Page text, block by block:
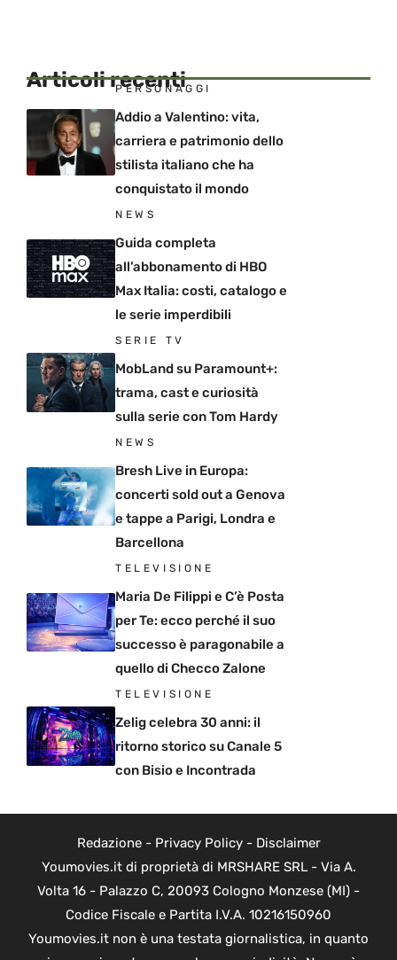
Articoli recenti
PERSONAGGI
Addio a Valentino: vita,
carriera e patrimonio dello
stilista italiano che ha
conquistato il mondo
NEWS
Guida completa
all’abbonamento di HBO
Max Italia: costi, catalogo e
le serie imperdibili
SERIE TV
MobLand su Paramount+:
trama, cast e curiosità
sulla serie con Tom Hardy
NEWS
Bresh Live in Europa:
concerti sold out a Genova
e tappe a Parigi, Londra e
Barcellona
TELEVISIONE
Maria De Filippi e C’è Posta
per Te: ecco perché il suo
successo è paragonabile a
quello di Checco Zalone
TELEVISIONE
Zelig celebra 30 anni: il
ritorno storico su Canale 5
con Bisio e Incontrada
Redazione- Privacy Policy- Disclaimer
Youmovies.it di proprietà di MRSHARE SRL - Via A.
Volta 16 - Palazzo C, 20093 Cologno Monzese (MI) -
Codice Fiscale e Partita I.V.A. 10216150960
Youmovies.it non è una testata giornalistica, in quanto